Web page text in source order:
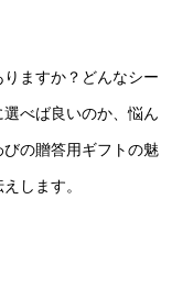
ますか？どんなシー
べば良いのか、悩ん
の贈答用ギフトの魅
します。